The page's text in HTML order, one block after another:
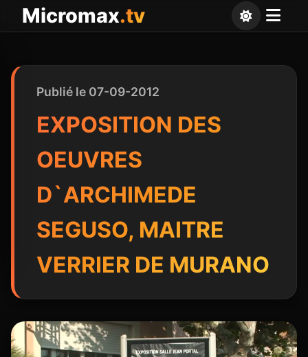
Micromax.tv
Publié le 07-09-2012
EXPOSITION DES
OEUVRES
D`ARCHIMEDE
SEGUSO, MAITRE
VERRIER DE MURANO
Panneau de gestion des cookies